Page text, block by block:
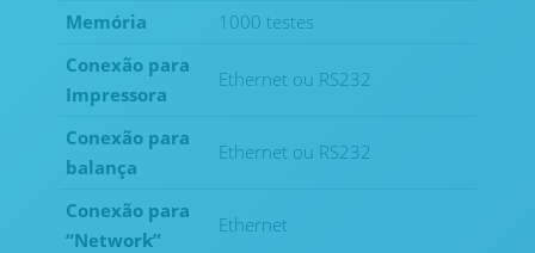
Memória
1000 testes
Conexão para
Impressora
Ethernet ou RS232
Conexão para
balança
Ethernet ou RS232
Conexão para
“Network”
Ethernet